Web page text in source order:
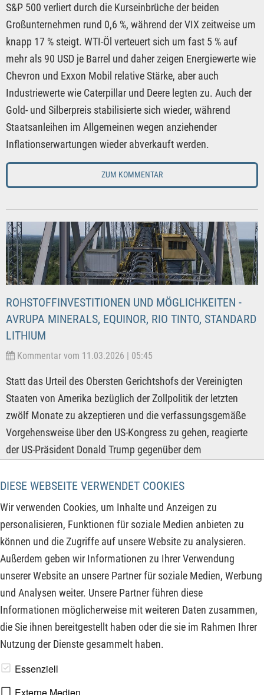
DIESE WEBSEITE VERWENDET COOKIES
Wir verwenden Cookies, um Inhalte und Anzeigen zu
personalisieren, Funktionen für soziale Medien anbieten zu
können und die Zugriffe auf unsere Website zu analysieren.
Außerdem geben wir Informationen zu Ihrer Verwendung
unserer Website an unsere Partner für soziale Medien, Werbung
und Analysen weiter. Unsere Partner führen diese
Informationen möglicherweise mit weiteren Daten zusammen,
die Sie ihnen bereitgestellt haben oder die sie im Rahmen Ihrer
Nutzung der Dienste gesammelt haben.
Essenziell
Externe Medien
S&P 500 verliert durch die Kurseinbrüche der beiden
Großunternehmen rund 0,6 %, während der VIX zeitweise um
knapp 17 % steigt. WTI-Öl verteuert sich um fast 5 % auf
mehr als 90 USD je Barrel und daher zeigen Energiewerte wie
Chevron und Exxon Mobil relative Stärke, aber auch
Industriewerte wie Caterpillar und Deere legten zu. Auch der
Gold- und Silberpreis stabilisierte sich wieder, während
Staatsanleihen im Allgemeinen wegen anziehender
Inflationserwartungen wieder abverkauft werden.
ZUM KOMMENTAR
ROHSTOFFINVESTITIONEN UND MÖGLICHKEITEN -
AVRUPA MINERALS, EQUINOR, RIO TINTO, STANDARD
LITHIUM
Kommentar vom 11.03.2026 | 05:45
Statt das Urteil des Obersten Gerichtshofs der Vereinigten
Staaten von Amerika bezüglich der Zollpolitik der letzten
zwölf Monate zu akzeptieren und die verfassungsgemäße
Vorgehensweise über den US-Kongress zu gehen, reagierte
der US-Präsident Donald Trump gegenüber dem
die sechs Richter des Supreme Courts, welche gegen das von
ihm per Präsidialerlass eingeführte Zoll-Regime gestimmt
hatten, hart und beschädigte gleichzeitig den Grundpfeiler
der Gewaltenteilung in der ältesten Demokratie der Welt. Die
globale Flucht aus US-Staatsanleihen dürfte sich daher
weiter in Richtung Rohstoffe und Rohstoffaktien fortsetzen
und auch die folgenden Aktienkurse weiter befeuern!
www.derfinanzinvestor.de - © 2026 - Die Publikation für